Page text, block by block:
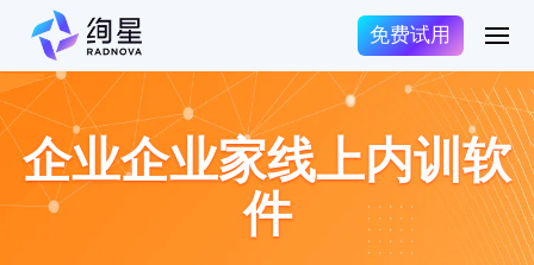
免费试用
企业企业家线上内训软
件